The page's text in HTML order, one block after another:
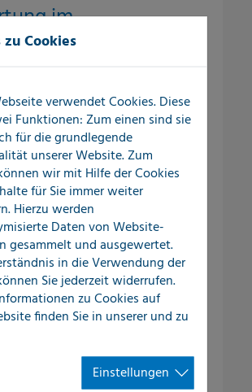
im
und Schadensereignisse
kosten
und gewerbliche
nicht nur Geld, sondern
auch Zeit, Nerven und eine
Undichtigkeiten im
können über einen
Zeitraum große
austreten lassen und so
kontinuierlich
im Außenbereich
Cookies
verwendet Cookies. Diese
Funktionen: Zum einen sind sie
für die grundlegende
unserer Website. Zum
wir mit Hilfe der Cookies
für Sie immer weiter
Hierzu werden
Daten von Website-
gesammelt und ausgewertet.
in die Verwendung der
Sie jederzeit widerrufen.
zu Cookies auf
finden Sie in unsererund zu
Einstellungen